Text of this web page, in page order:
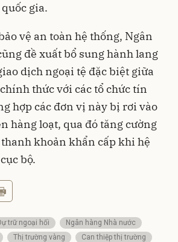
gia.
vệ an toàn hệ thống, Ngân
đề xuất bổ sung hành lang
dịch ngoại tệ đặc biệt giữa
thức với các tổ chức tín
hợp các đơn vị này bị rơi vào
hàng loạt, qua đó tăng cường
khoản khẩn cấp khi hệ
bộ.
trữ ngoại hối
Ngân hàng Nhà nước
Thị trường vàng
Can thiệp thị trường